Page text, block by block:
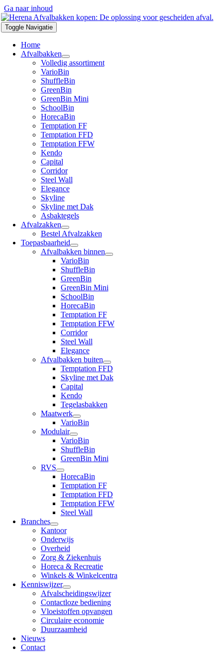
Ga naar inhoud
Toggle Navigatie
Home
Afvalbakken
Volledig assortiment
VarioBin
ShuffleBin
GreenBin
GreenBin Mini
SchoolBin
HorecaBin
Temptation FF
Temptation FFD
Temptation FFW
Kendo
Capital
Corridor
Steel Wall
Elegance
Skyline
Skyline met Dak
Asbaktegels
Afvalzakken
Bestel Afvalzakken
Toepasbaarheid
Afvalbakken binnen
VarioBin
ShuffleBin
GreenBin
GreenBin Mini
SchoolBin
HorecaBin
Temptation FF
Temptation FFW
Corridor
Steel Wall
Elegance
Afvalbakken buiten
Temptation FFD
Skyline met Dak
Capital
Kendo
Tegelasbakken
Maatwerk
VarioBin
Modulair
VarioBin
ShuffleBin
GreenBin Mini
RVS
HorecaBin
Temptation FF
Temptation FFD
Temptation FFW
Steel Wall
Branches
Kantoor
Onderwijs
Overheid
Zorg & Ziekenhuis
Horeca & Recreatie
Winkels & Winkelcentra
Kenniswijzer
Afvalscheidingswijzer
Contactloze bediening
Vloeistoffen opvangen
Circulaire economie
Duurzaamheid
Nieuws
Contact